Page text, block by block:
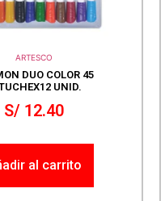
ARTESCO
DUO COLOR 45
UNID.
S/ 12.40
al carrito